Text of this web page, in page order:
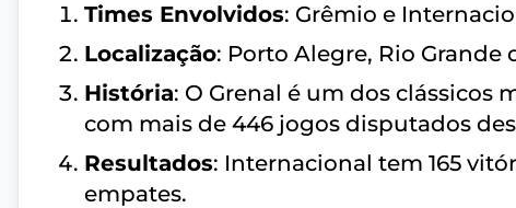
Times Envolvidos: Grêmio e
Localização: Porto Alegre, Rio Grande
História: O Grenal é um dos clássicos
com mais de 446 jogos disputados
Resultados: Internacional tem 165
empates.